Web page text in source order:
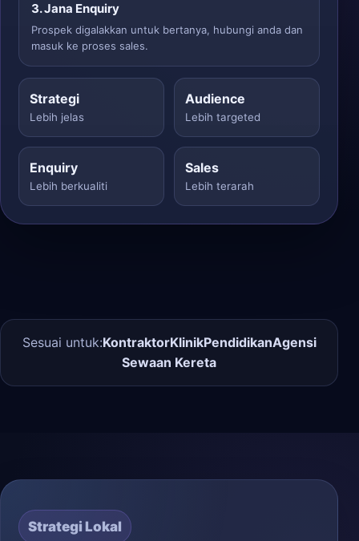
3. Jana Enquiry
Prospek digalakkan untuk bertanya, hubungi anda dan
masuk ke proses sales.
Strategi
Lebih jelas
Audience
Lebih targeted
Enquiry
Lebih berkualiti
Sales
Lebih terarah
Sesuai untuk:KontraktorKlinikPendidikanAgensi
Sewaan Kereta
Strategi Lokal